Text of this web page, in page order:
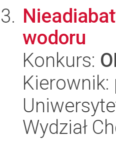
wodoru
Konkurs:
Wydział